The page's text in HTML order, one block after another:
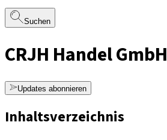
Suchen
CRJH Handel GmbH
Updates abonnieren
Inhaltsverzeichnis